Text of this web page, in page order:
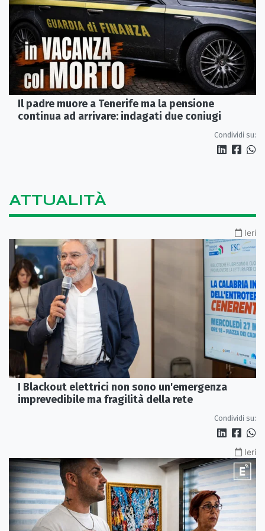
Il padre muore a Tenerife ma la pensione
continua ad arrivare: indagati due coniugi
Condividi su:
ATTUALITÀ
Ieri
I Blackout elettrici non sono un'emergenza
imprevedibile ma fragilità della rete
Condividi su:
Ieri